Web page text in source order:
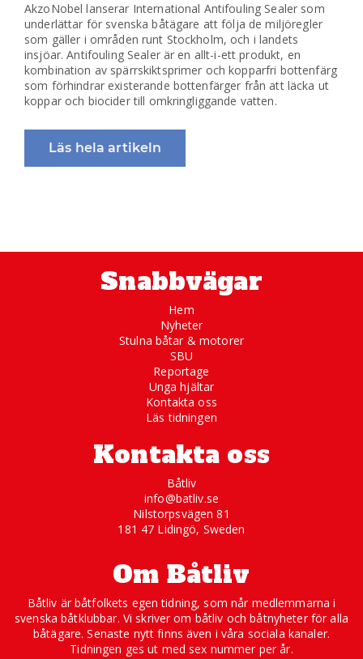
AkzoNobel lanserar International Antifouling Sealer som
underlättar för svenska båtägare att följa de miljöregler
som gäller i områden runt Stockholm, och i landets
insjöar. Antifouling Sealer är en allt-i-ett produkt, en
kombination av spärrskiktsprimer och kopparfri bottenfärg
som förhindrar existerande bottenfärger från att läcka ut
koppar och biocider till omkringliggande vatten.
Läs hela artikeln
Snabbvägar
Hem
Nyheter
Stulna båtar & motorer
SBU
Reportage
Unga hjältar
Kontakta oss
Läs tidningen
Kontakta oss
Båtliv
info@batliv.se
Nilstorpsvägen 81
181 47 Lidingö, Sweden
Om Båtliv
Båtliv är båtfolkets egen tidning, som når medlemmarna i
svenska båtklubbar. Vi skriver om båtliv och båtnyheter för alla
båtägare. Senaste nytt finns även i våra sociala kanaler.
Tidningen ges ut med sex nummer per år.